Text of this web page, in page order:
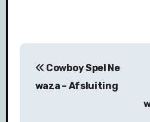
navigatie
Cowboy Spel Ne
waza – Afsluiting